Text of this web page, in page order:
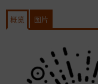
概览 图片